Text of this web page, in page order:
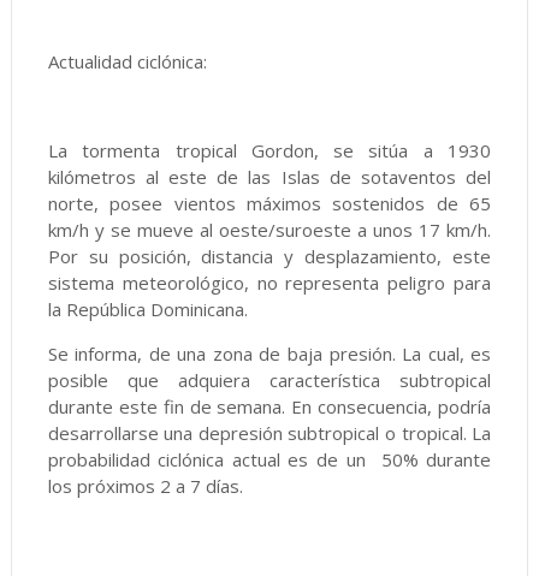
Actualidad ciclónica:
La tormenta tropical Gordon, se sitúa a 1930
kilómetros al este de las Islas de sotaventos del
norte, posee vientos máximos sostenidos de 65
km/h y se mueve al oeste/suroeste a unos 17 km/h.
Por su posición, distancia y desplazamiento, este
sistema meteorológico, no representa peligro para
la República Dominicana.
Se informa, de una zona de baja presión. La cual, es
posible que adquiera característica subtropical
durante este fin de semana. En consecuencia, podría
desarrollarse una depresión subtropical o tropical. La
probabilidad ciclónica actual es de un 50% durante
los próximos 2 a 7 días.